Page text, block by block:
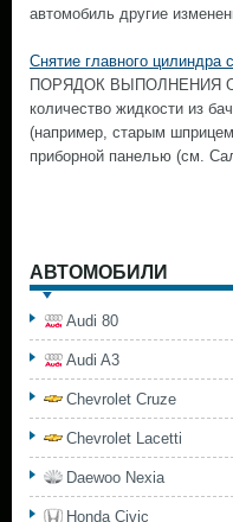
автомобиль другие
Снятие главного цилиндра
ПОРЯДОК ВЫПОЛНЕНИЯ
количество жидкости из
(например, старым
приборной панелью (см.
АВТОМОБИЛИ
Audi 80
Audi A3
Chevrolet Cruze
Chevrolet Lacetti
Daewoo Nexia
Honda Civic